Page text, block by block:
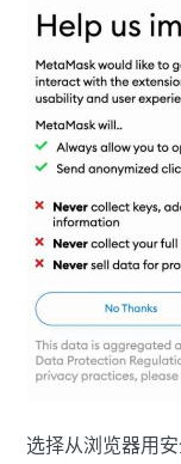
选择从浏览器用